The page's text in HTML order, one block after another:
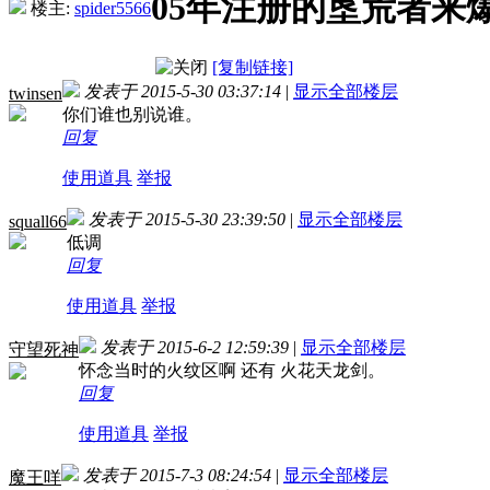
楼主: spider556605年注册的垦荒者来
[复制链接]
twinsen
发表于 2015-5-30 03:37:14 | 显示全部楼层
你们谁也别说谁。
回复
使用道具 举报
squall66 发表于 2015-5-30 23:39:50 | 显示全部楼层
低调
回复
使用道具 举报
守望死神 发表于 2015-6-2 12:59:39 | 显示全部楼层
怀念当时的火纹区啊 还有 火花天龙剑。
回复
使用道具 举报
魔王咩 发表于 2015-7-3 08:24:54 | 显示全部楼层